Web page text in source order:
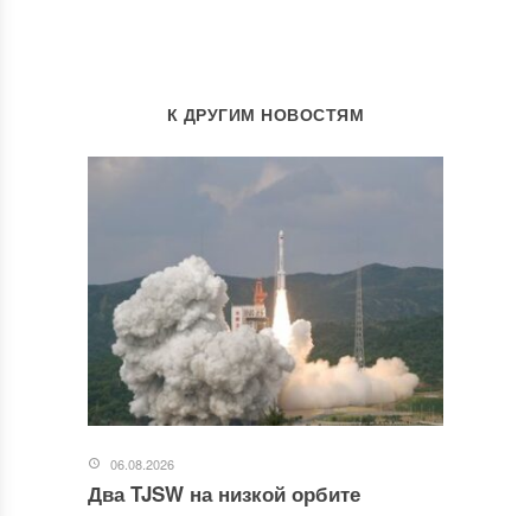
К ДРУГИМ НОВОСТЯМ
06.08.2026
Два TJSW на низкой орбите